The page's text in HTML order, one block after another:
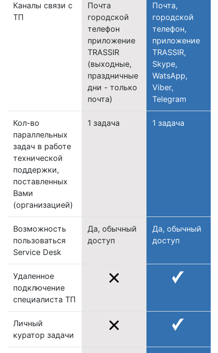
Каналы связи с
ТП
Почта
городской
телефон
приложение
TRASSIR
(выходные,
праздничные
дни - только
почта)
Почта,
городской
телефон,
приложение
TRASSIR,
Skype,
WatsApp,
Viber,
Telegram
Кол-во
параллельных
задач в работе
технической
поддержки,
поставленных
Вами
(организацией)
1 задача 1 задача
Возможность
пользоваться
Service Desk
Да, обычный
доступ
Да, обычный
доступ
Удаленное
подключение
специалиста ТП
Личный
куратор задачи